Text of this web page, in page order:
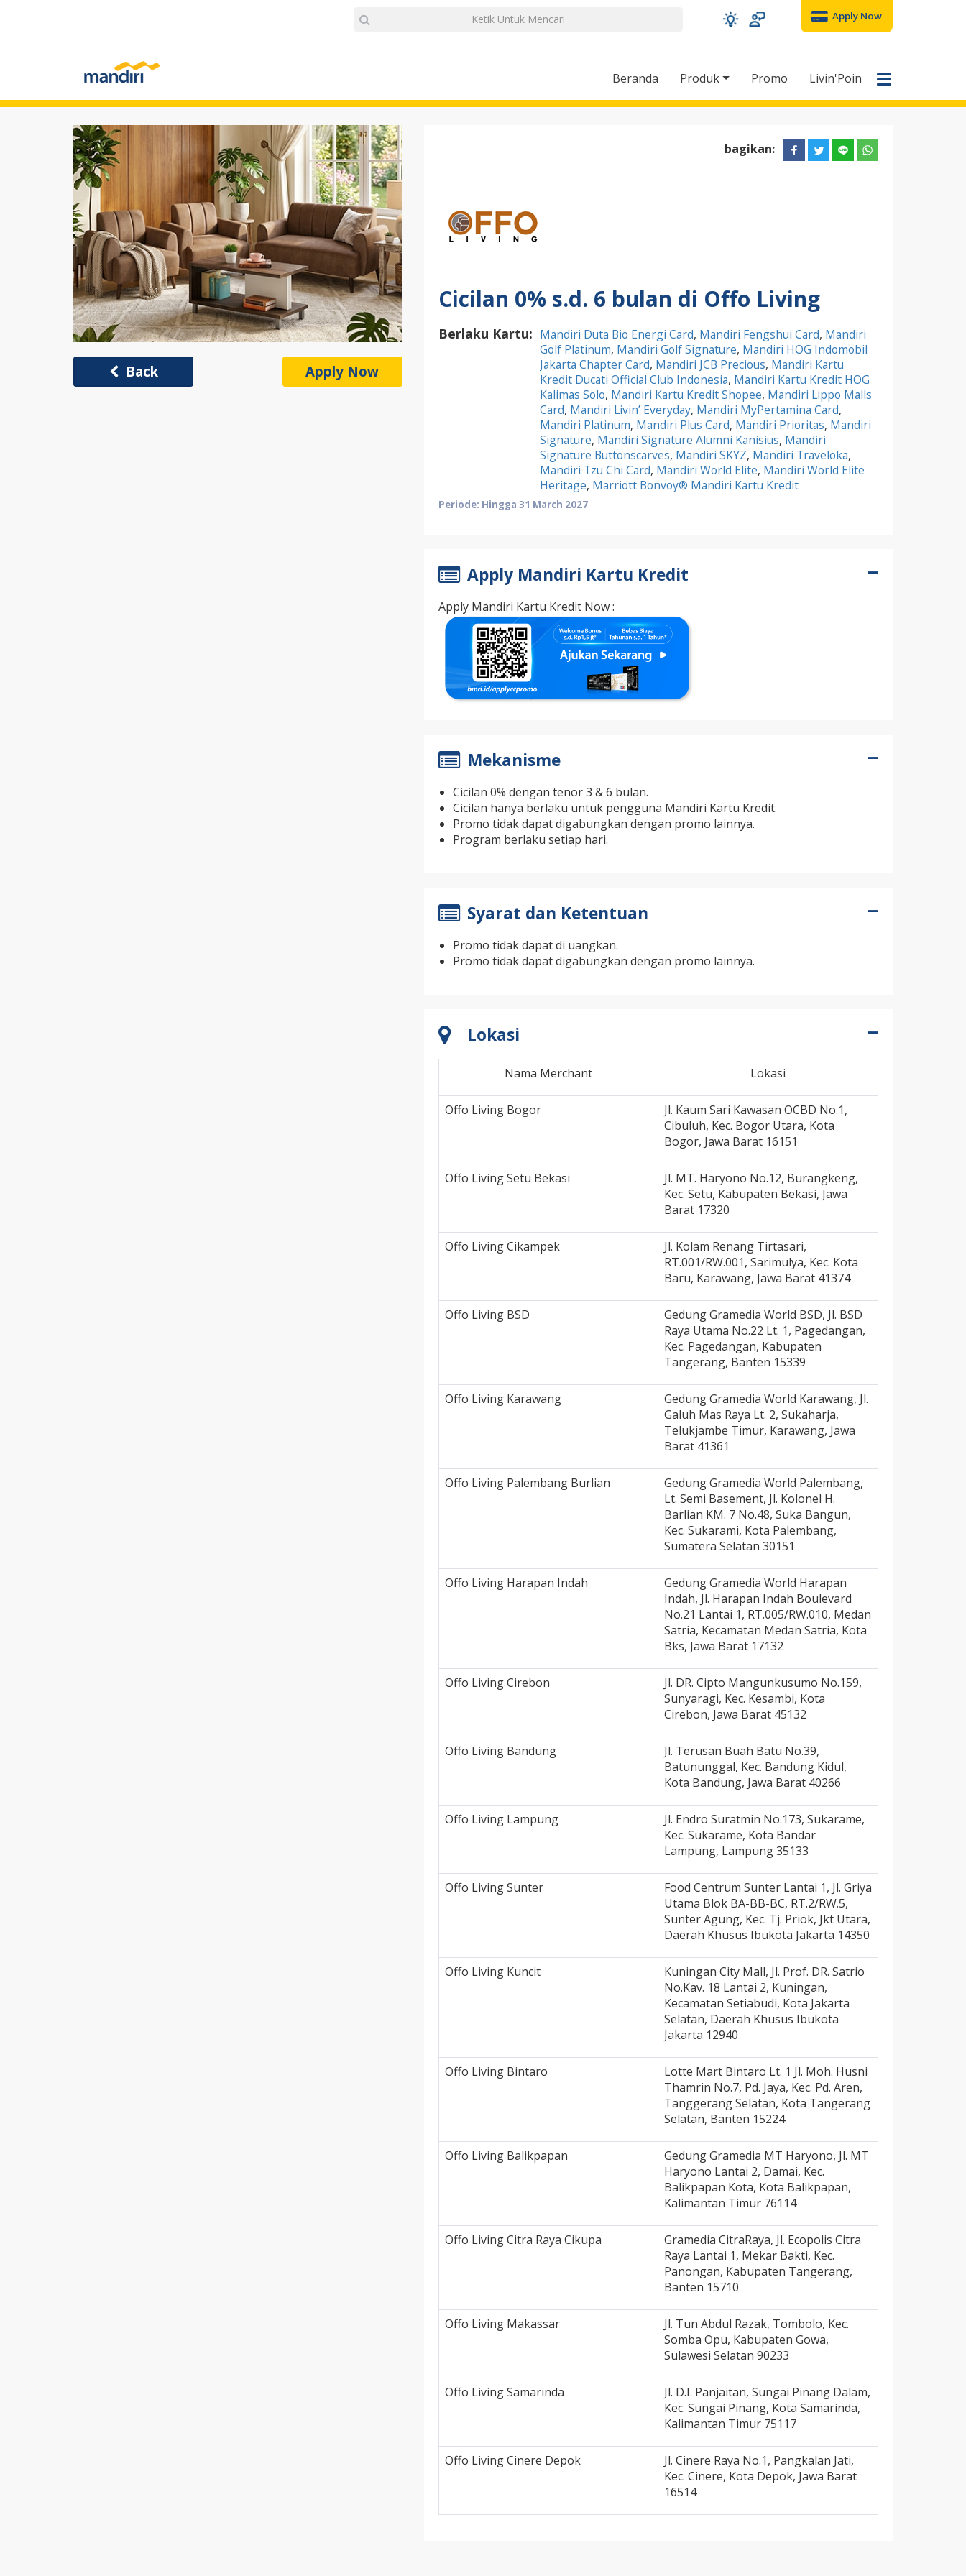
Apply Now
Beranda Produk Promo Livin'Poin
Back Apply Now
bagikan:
Cicilan 0% s.d. 6 bulan di Offo Living
Berlaku Kartu: Mandiri Duta Bio Energi Card, Mandiri Fengshui Card, Mandiri
Golf Platinum, Mandiri Golf Signature, Mandiri HOG Indomobil
Jakarta Chapter Card, Mandiri JCB Precious, Mandiri Kartu
Kredit Ducati Official Club Indonesia, Mandiri Kartu Kredit HOG
Kalimas Solo, Mandiri Kartu Kredit Shopee, Mandiri Lippo Malls
Card, Mandiri Livin’ Everyday, Mandiri MyPertamina Card,
Mandiri Platinum, Mandiri Plus Card, Mandiri Prioritas, Mandiri
Signature, Mandiri Signature Alumni Kanisius, Mandiri
Signature Buttonscarves, Mandiri SKYZ, Mandiri Traveloka,
Mandiri Tzu Chi Card, Mandiri World Elite, Mandiri World Elite
Heritage, Marriott Bonvoy® Mandiri Kartu Kredit
Periode: Hingga 31 March 2027
Apply Mandiri Kartu Kredit
Apply Mandiri Kartu Kredit Now :
Mekanisme
Cicilan 0% dengan tenor 3 & 6 bulan.
Cicilan hanya berlaku untuk pengguna Mandiri Kartu Kredit.
Promo tidak dapat digabungkan dengan promo lainnya.
Program berlaku setiap hari.
Syarat dan Ketentuan
Promo tidak dapat di uangkan.
Promo tidak dapat digabungkan dengan promo lainnya.
Lokasi
Nama Merchant Lokasi
Offo Living Bogor
Jl. Kaum Sari Kawasan OCBD No.1,
Cibuluh, Kec. Bogor Utara, Kota
Bogor, Jawa Barat 16151
Offo Living Setu Bekasi
Jl. MT. Haryono No.12, Burangkeng,
Kec. Setu, Kabupaten Bekasi, Jawa
Barat 17320
Offo Living Cikampek
Jl. Kolam Renang Tirtasari,
RT.001/RW.001, Sarimulya, Kec. Kota
Baru, Karawang, Jawa Barat 41374
Offo Living BSD
Gedung Gramedia World BSD, Jl. BSD
Raya Utama No.22 Lt. 1, Pagedangan,
Kec. Pagedangan, Kabupaten
Tangerang, Banten 15339
Offo Living Karawang
Gedung Gramedia World Karawang, Jl.
Galuh Mas Raya Lt. 2, Sukaharja,
Telukjambe Timur, Karawang, Jawa
Barat 41361
Offo Living Palembang Burlian
Gedung Gramedia World Palembang,
Lt. Semi Basement, Jl. Kolonel H.
Barlian KM. 7 No.48, Suka Bangun,
Kec. Sukarami, Kota Palembang,
Sumatera Selatan 30151
Offo Living Harapan Indah
Gedung Gramedia World Harapan
Indah, Jl. Harapan Indah Boulevard
No.21 Lantai 1, RT.005/RW.010, Medan
Satria, Kecamatan Medan Satria, Kota
Bks, Jawa Barat 17132
Offo Living Cirebon
Jl. DR. Cipto Mangunkusumo No.159,
Sunyaragi, Kec. Kesambi, Kota
Cirebon, Jawa Barat 45132
Offo Living Bandung
Jl. Terusan Buah Batu No.39,
Batununggal, Kec. Bandung Kidul,
Kota Bandung, Jawa Barat 40266
Offo Living Lampung
Jl. Endro Suratmin No.173, Sukarame,
Kec. Sukarame, Kota Bandar
Lampung, Lampung 35133
Offo Living Sunter
Food Centrum Sunter Lantai 1, Jl. Griya
Utama Blok BA-BB-BC, RT.2/RW.5,
Sunter Agung, Kec. Tj. Priok, Jkt Utara,
Daerah Khusus Ibukota Jakarta 14350
Offo Living Kuncit
Kuningan City Mall, Jl. Prof. DR. Satrio
No.Kav. 18 Lantai 2, Kuningan,
Kecamatan Setiabudi, Kota Jakarta
Selatan, Daerah Khusus Ibukota
Jakarta 12940
Offo Living Bintaro
Lotte Mart Bintaro Lt. 1 Jl. Moh. Husni
Thamrin No.7, Pd. Jaya, Kec. Pd. Aren,
Tanggerang Selatan, Kota Tangerang
Selatan, Banten 15224
Offo Living Balikpapan
Gedung Gramedia MT Haryono, Jl. MT
Haryono Lantai 2, Damai, Kec.
Balikpapan Kota, Kota Balikpapan,
Kalimantan Timur 76114
Offo Living Citra Raya Cikupa
Gramedia CitraRaya, Jl. Ecopolis Citra
Raya Lantai 1, Mekar Bakti, Kec.
Panongan, Kabupaten Tangerang,
Banten 15710
Offo Living Makassar
Jl. Tun Abdul Razak, Tombolo, Kec.
Somba Opu, Kabupaten Gowa,
Sulawesi Selatan 90233
Offo Living Samarinda
Jl. D.I. Panjaitan, Sungai Pinang Dalam,
Kec. Sungai Pinang, Kota Samarinda,
Kalimantan Timur 75117
Offo Living Cinere Depok
Jl. Cinere Raya No.1, Pangkalan Jati,
Kec. Cinere, Kota Depok, Jawa Barat
16514